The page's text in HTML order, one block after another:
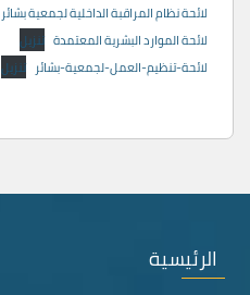
لائحة نظام المراقبة الداخلية لجمعية بشائر
لائحة الموارد البشرية المعتمدة تنزيل
لائحة-تنظيم-العمل-لجمعية-بشائر تنزيل
الرئيسية